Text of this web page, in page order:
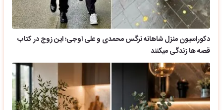
دکوراسیون منزل شاهانه نرگس محمدی و علی اوجی؛ این زوج در کتاب
قصه ها زندگی میکنند